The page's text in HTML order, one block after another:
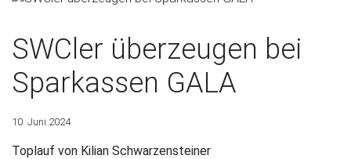
SWCler überzeugen bei
Sparkassen GALA
10. Juni 2024
Toplauf von Kilian Schwarzensteiner